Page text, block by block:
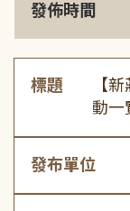
發佈時間
標題
【
動一
發布單位